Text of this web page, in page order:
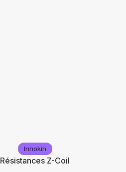
Innokin
Résistances Z-Coil